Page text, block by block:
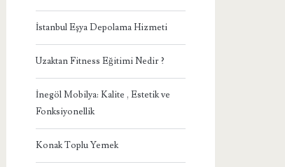
İstanbul Eşya Depolama Hizmeti
Uzaktan Fitness Eğitimi Nedir ?
İnegöl Mobilya: Kalite , Estetik ve
Fonksiyonellik
Konak Toplu Yemek